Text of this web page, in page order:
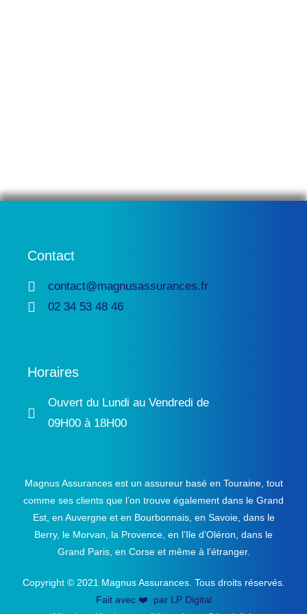
Contact
contact@magnusassurances.fr
02 34 53 48 46
Horaires
Ouvert du Lundi au Vendredi de
09H00 à 18H00
Magnus Assurances est un assureur basé en Touraine, tout
comme ses clients que l’on trouve également dans le Grand
Est, en Auvergne et en Bourbonnais, en Savoie, dans le
Berry, le Morvan, la Provence, en l’Ile d’Oléron, dans le
Grand Paris, en Corse et même à l’étranger.
Copyright © 2021 Magnus Assurances. Tous droits réservés.
Fait avec ❤️ par LP Digital